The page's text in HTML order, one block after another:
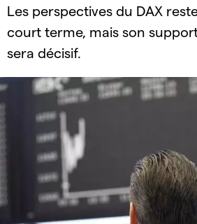
Les perspectives du DAX
court terme, mais son
sera décisif.